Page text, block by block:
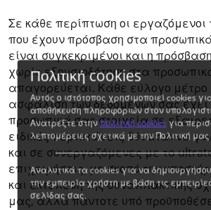
Σε κάθε περίπτωση οι
που έχουν πρόσβαση στα
είναι συγκεκριμένοι και η
χωρίς εξουσιοδότηση στα
απαγορεύεται. Κάθε εύλογο μέτρο
ασφάλιση των δεδομένων σας
προσωπικά σας στοιχεία σε
ειδικές περιπτώσεις δύναται να
και σε συνεργαζόμενες με τo
επιχειρήσεις, με σκοπό την
και εκτέλεση της συναλλακτικής
μας, αλλά πάντοτε υπό
Πολιτική cookies
Αυτός ο ιστότοπος χρησιμοποιεί cookies
αποθήκευση πληροφοριών στον
Ανατρέξτε στηνπολιτική cookies για
λεπτομέρειες σχετικά με την Πολιτική
Αναλυτικά τα cookies για να
την εμπειρία χρήστη με βάση τις
σελίδας σας.